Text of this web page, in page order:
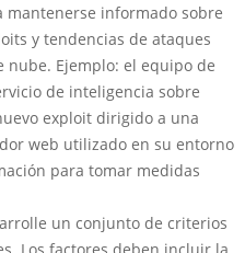
mantenerse informado sobre
y tendencias de ataques
nube. Ejemplo: el equipo de
de inteligencia sobre
exploit dirigido a una
web utilizado en su entorno
para tomar medidas
un conjunto de criterios
Los factores deben incluir la